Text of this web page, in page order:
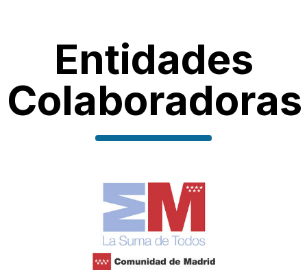
Entidades
Colaboradoras